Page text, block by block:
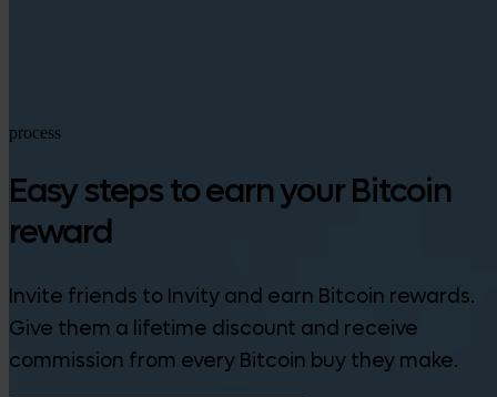
process
Easy steps to earn your Bitcoin
reward
Invite friends to Invity and earn Bitcoin rewards.
Give them a lifetime discount and receive
commission from every Bitcoin buy they make.